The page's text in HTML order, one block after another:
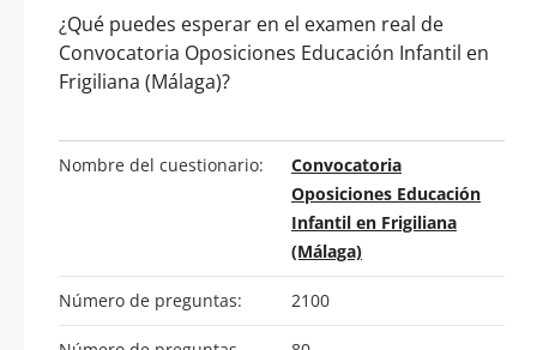
¿Qué puedes esperar en el examen real de
Convocatoria Oposiciones Educación Infantil en
Frigiliana (Málaga)?
Nombre del cuestionario:
Convocatoria
Oposiciones Educación
Infantil en Frigiliana
(Málaga)
Número de preguntas: 2100